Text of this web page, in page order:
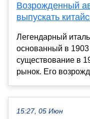
Возрожденный
выпускать
Легендарный
основанный в
существование в
рынок. Его
15:27, 05 Июн